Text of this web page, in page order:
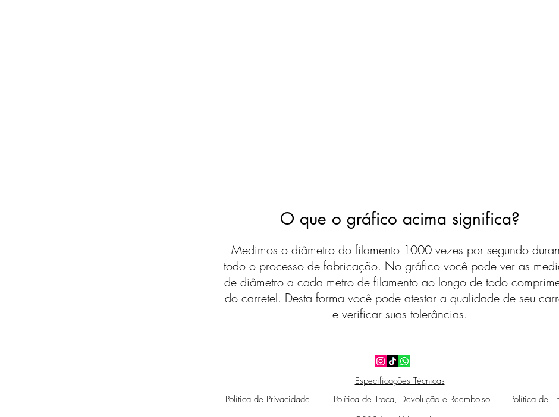
O que o gráfico acima significa?
Medimos o diâmetro do filamento 1000 vezes por segundo
todo o processo de fabricação. No gráfico você pode ver as
de diâmetro a cada metro de filamento ao longo de todo
do carretel. Desta forma você pode atestar a qualidade de seu
e verificar suas tolerâncias.
Especificações Técnicas
Política de Privacidade
Política de Troca, Devolução e Reembolso Política de